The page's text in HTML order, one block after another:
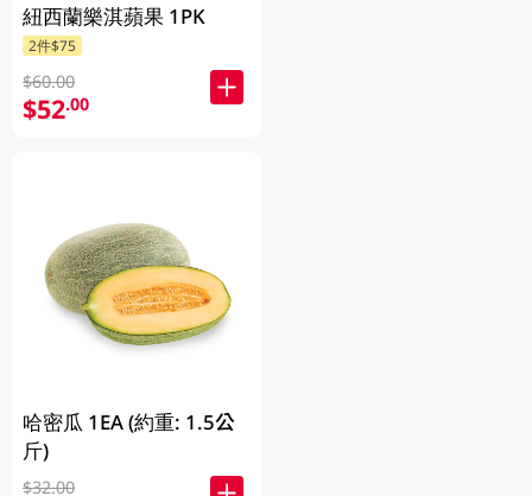
紐西蘭樂淇蘋果 1PK
2件$75
$60.00
$52.00
哈密瓜 1EA (約重: 1.5公
斤)
$32.00